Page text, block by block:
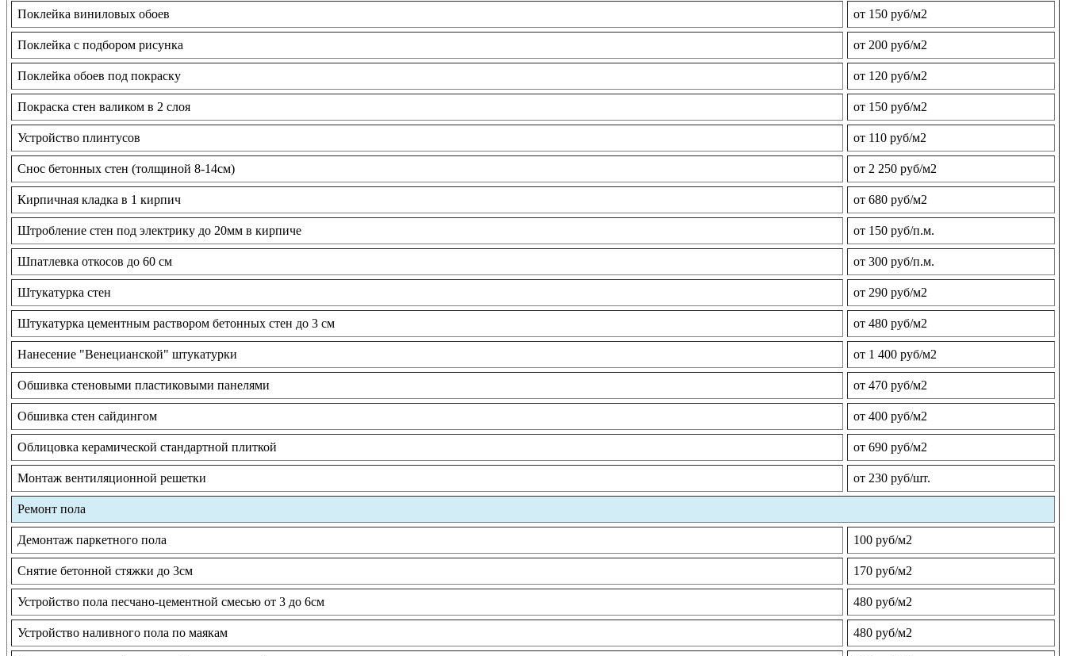
Поклейка виниловых обоев от 150 руб/м2
Поклейка с подбором рисунка от 200 руб/м2
Поклейка обоев под покраску от 120 руб/м2
Покраска стен валиком в 2 слоя от 150 руб/м2
Устройство плинтусов от 110 руб/м2
Снос бетонных стен (толщиной 8-14см) от 2 250 руб/м2
Кирпичная кладка в 1 кирпич от 680 руб/м2
Штробление стен под электрику до 20мм в кирпиче от 150 руб/п.м.
Шпатлевка откосов до 60 см от 300 руб/п.м.
Штукатурка стен от 290 руб/м2
Штукатурка цементным раствором бетонных стен до 3 см от 480 руб/м2
Нанесение "Венецианской" штукатурки от 1 400 руб/м2
Обшивка стеновыми пластиковыми панелями от 470 руб/м2
Обшивка стен сайдингом от 400 руб/м2
Облицовка керамической стандартной плиткой от 690 руб/м2
Монтаж вентиляционной решетки от 230 руб/шт.
Ремонт пола
Демонтаж паркетного пола 100 руб/м2
Снятие бетонной стяжки до 3см 170 руб/м2
Устройство пола песчано-цементной смесью от 3 до 6см 480 руб/м2
Устройство наливного пола по маякам 480 руб/м2